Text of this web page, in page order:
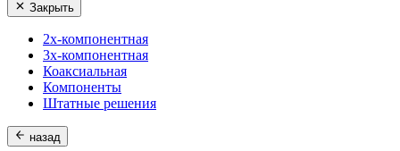
Закрыть
2х-компонентная
3х-компонентная
Коаксиальная
Компоненты
Штатные решения
назад